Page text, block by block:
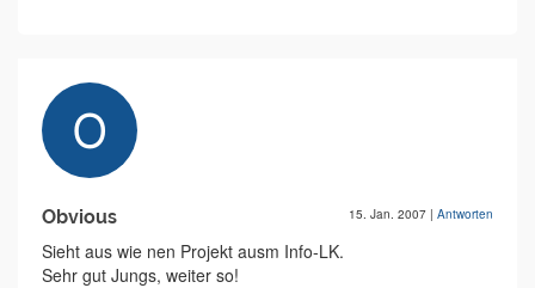
Obvious 15. Jan. 2007 | Antworten
Sieht aus wie nen Projekt ausm Info-LK.
Sehr gut Jungs, weiter so!